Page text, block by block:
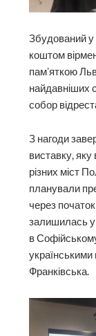
Збудований
коштом
памʼяткою
найдавніших
собор
З нагоди
виставку, яку
різних міст
планували
через
залишилась у
в
українськими
Франківська.